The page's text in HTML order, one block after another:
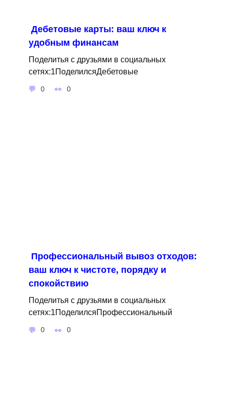
Дебетовые карты: ваш ключ к
удобным финансам
Поделитья с друзьями в социальных
сетях:1ПоделилсяДебетовые
0 0
Профессиональный вывоз отходов:
ваш ключ к чистоте, порядку и
спокойствию
Поделитья с друзьями в социальных
сетях:1ПоделилсяПрофессиональный
0 0